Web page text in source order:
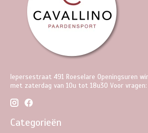
Iepersestraat 491 Roeselare Openingsuren
met zaterdag van 10u tot 18u30 Voor vragen:
Categorieën